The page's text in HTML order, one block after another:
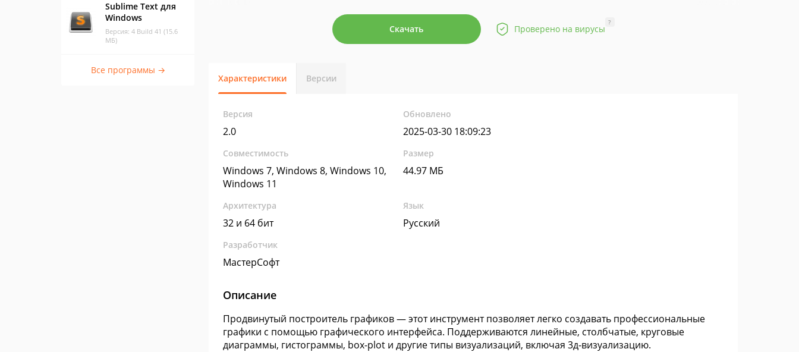
Sublime Text для
Windows
Версия: 4 Build 41 (15.6
МБ)
Все программы →
Скачать Проверено на вирусы
?
Характеристики Версии
Версия
2.0
Обновлено
2025-03-30 18:09:23
Совместимость
Windows 7, Windows 8, Windows 10,
Windows 11
Размер
44.97 МБ
Архитектура
32 и 64 бит
Язык
Русский
Разработчик
МастерСофт
Описание
Продвинутый построитель графиков — этот инструмент позволяет легко создавать профессиональные
графики с помощью графического интерфейса. Поддерживаются линейные, столбчатые, круговые
диаграммы, гистограммы, box-plot и другие типы визуализаций, включая 3д-визуализацию.